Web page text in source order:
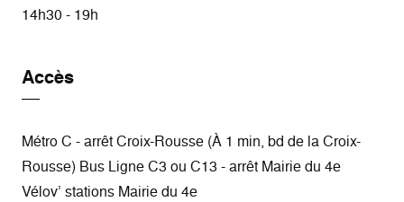
14h30 - 19h
Accès
Métro C - arrêt Croix-Rousse (À 1 min, bd de la Croix-
Rousse) Bus Ligne C3 ou C13 - arrêt Mairie du 4e
Vélov’ stations Mairie du 4e